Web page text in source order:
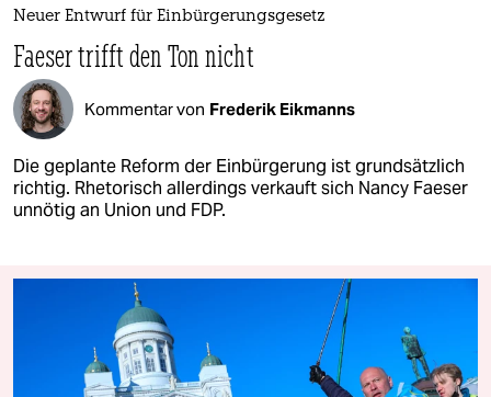
Neuer Entwurf für Einbürgerungsgesetz
Faeser trifft den Ton nicht
Kommentar von Frederik Eikmanns
Die geplante Reform der Einbürgerung ist grundsätzlich
richtig. Rhetorisch allerdings verkauft sich Nancy Faeser
unnötig an Union und FDP.